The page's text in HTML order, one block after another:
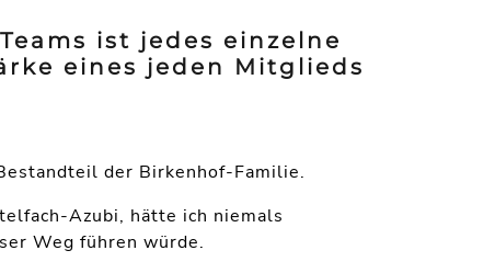
ist jedes einzelne
eines jeden Mitglieds
der Birkenhof-Familie.
Azubi, hätte ich niemals
Weg führen würde.